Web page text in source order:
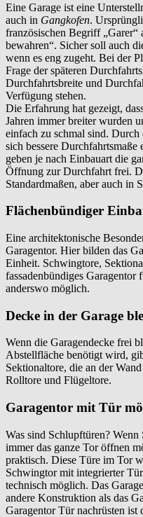
Eine Garage ist eine
auch in Gangkofen.
französischen Begriff „Garer“
bewahren“. Sicher soll auch
wenn es eng zugeht. Bei der
Frage der späteren
Durchfahrtsbreite und
Verfügung stehen.
Die Erfahrung hat gezeigt,
Jahren immer breiter wurden
einfach zu schmal sind. Durch
sich bessere
geben je nach Einbauart die
Öffnung zur Durchfahrt frei.
Standardmaßen, aber auch in
Flächenbündiger
Eine architektonische
Garagentor. Hier bilden das
Einheit. Schwingtore,
fassadenbündiges Garagentor
anderswo möglich.
Decke in der Garage
Wenn die Garagendecke frei
Abstellfläche benötigt wird,
Sektionaltore, die an der
Rolltore und Flügeltore.
Garagentor mit Tür
Was sind Schlupftüren?
immer das ganze Tor öffnen
praktisch. Diese Türe im Tor
Schwingtor mit integrierter
technisch möglich. Das
andere Konstruktion als das
Garagentor Tür nachrüsten ist